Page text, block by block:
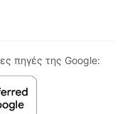
πηγές της Google: